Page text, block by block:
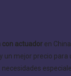
con actuador en
mejor precio para